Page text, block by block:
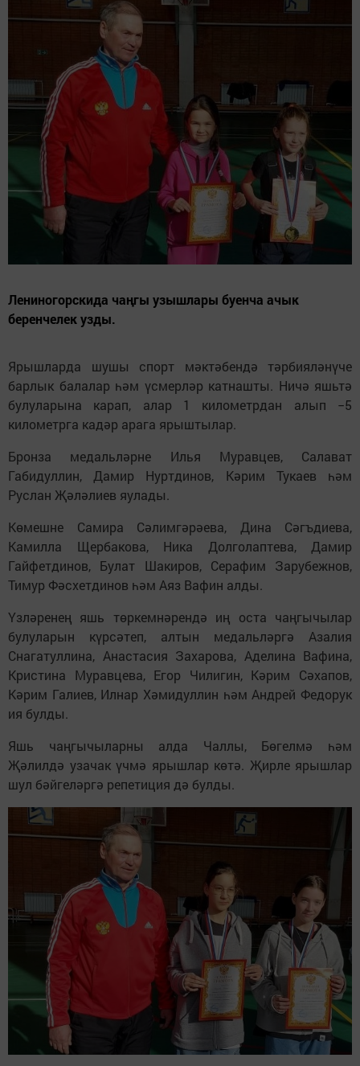
Лениногорскида чаңгы узышлары буенча ачык
беренчелек узды.
Ярышларда шушы спорт мәктәбендә тәрбияләнүче
барлык балалар һәм үсмерләр катнашты. Ничә яшьтә
булуларына карап, алар 1 километрдан алып −5
километрга кадәр арага ярыштылар.
Бронза медальләрне Илья Муравцев, Салават
Габидуллин, Дамир Нуртдинов, Кәрим Тукаев һәм
Руслан Җәләлиев яулады.
Көмешне Самира Сәлимгәрәева, Дина Сәгъдиева,
Камилла Щербакова, Ника Долголаптева, Дамир
Гайфетдинов, Булат Шакиров, Серафим Зарубежнов,
Тимур Фәсхетдинов һәм Аяз Вафин алды.
Үзләренең яшь төркемнәрендә иң оста чаңгычылар
булуларын күрсәтеп, алтын медальләргә Азалия
Снагатуллина, Анастасия Захарова, Аделина Вафина,
Кристина Муравцева, Егор Чилигин, Кәрим Сәхапов,
Кәрим Галиев, Илнар Хәмидуллин һәм Андрей Федорук
ия булды.
Яшь чаңгычыларны алда Чаллы, Бөгелмә һәм
Җәлилдә узачак үчмә ярышлар көтә. Җирле ярышлар
шул бәйгеләргә репетиция дә булды.